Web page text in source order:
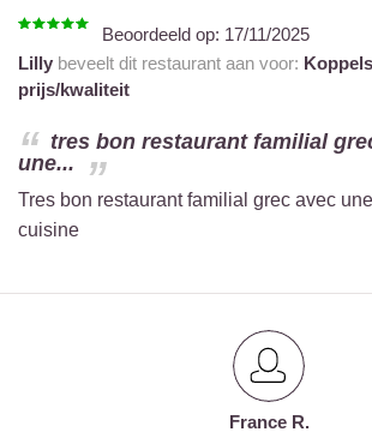
Beoordeeld op: 17/11/2025
Lilly beveelt dit restaurant aan voor:
prijs/kwaliteit
tres bon restaurant familial
une...
Tres bon restaurant familial grec avec
cuisine
France R.